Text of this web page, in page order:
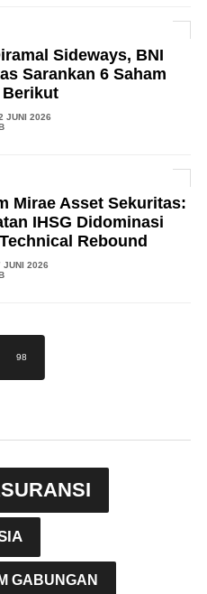
Sideways, BNI
Sarankan 6 Saham
JUNI 2026
Mirae Asset Sekuritas:
IHSG Didominasi
Rebound
JUNI 2026
98
GABUNGAN